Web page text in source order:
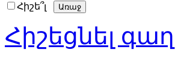
Հիշե՞լ
Հիշեցնել